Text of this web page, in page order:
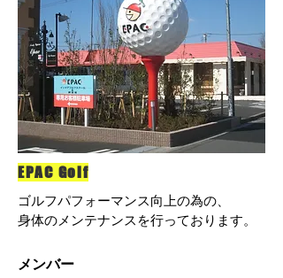
EPAC Golf
ゴルフパフォーマンス向上の為の、
身体の メンテナンスを行っております。
メンバー